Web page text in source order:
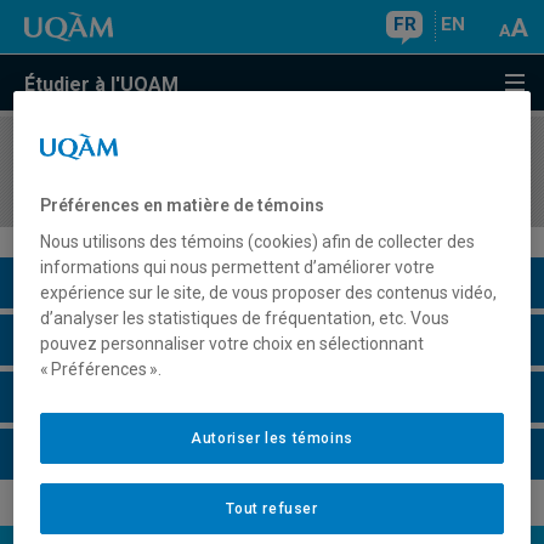
FR EN
Étudier à l'UQAM
COURS//
Description du cours
Horaire - Été 2026
Préférences en matière de témoins
Nous utilisons des témoins (cookies) afin de collecter des
informations qui nous permettent d’améliorer votre
expérience sur le site, de vous proposer des contenus vidéo,
d’analyser les statistiques de fréquentation, etc. Vous
pouvez personnaliser votre choix en sélectionnant
« Préférences ».
Tout refuser
Autoriser les témoins